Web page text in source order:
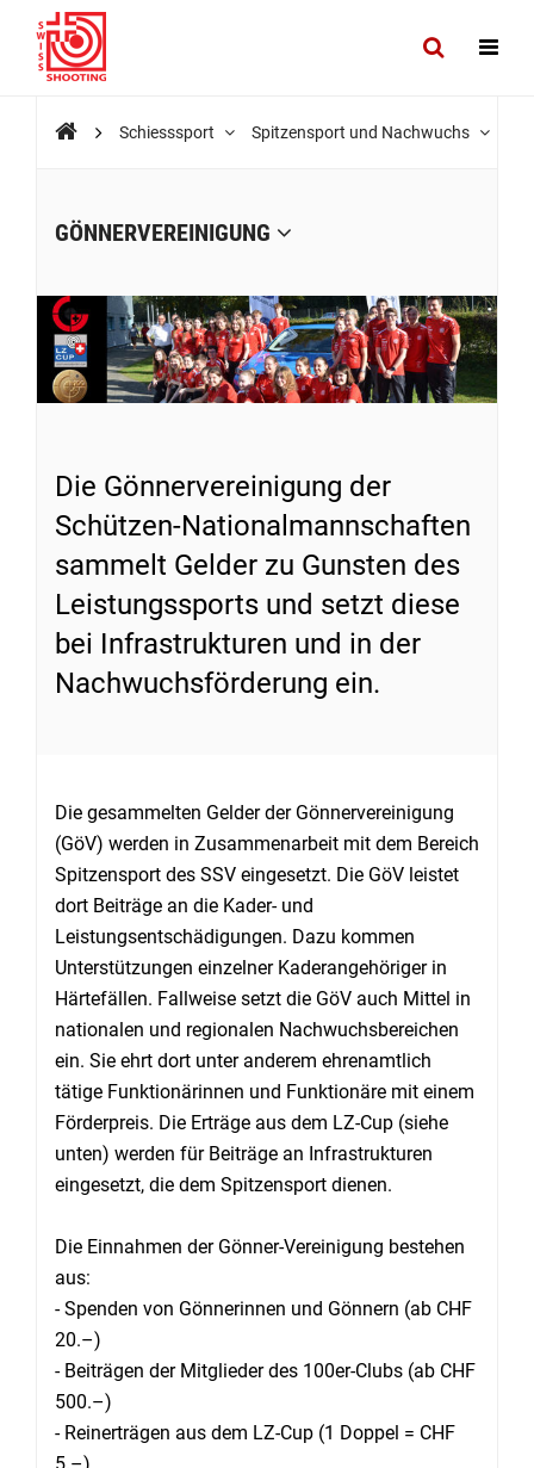
Schiesssport Spitzensport und Nachwuchs
GÖNNERVEREINIGUNG
Die Gönnervereinigung der
Schützen-Nationalmannschaften
sammelt Gelder zu Gunsten des
Leistungssports und setzt diese
bei Infrastrukturen und in der
Nachwuchsförderung ein.
Die gesammelten Gelder der Gönnervereinigung
(GöV) werden in Zusammenarbeit mit dem Bereich
Spitzensport des SSV eingesetzt. Die GöV leistet
dort Beiträge an die Kader- und
Leistungsentschädigungen. Dazu kommen
Unterstützungen einzelner Kaderangehöriger in
Härtefällen. Fallweise setzt die GöV auch Mittel in
nationalen und regionalen Nachwuchsbereichen
ein. Sie ehrt dort unter anderem ehrenamtlich
tätige Funktionärinnen und Funktionäre mit einem
Förderpreis. Die Erträge aus dem LZ-Cup (siehe
unten) werden für Beiträge an Infrastrukturen
eingesetzt, die dem Spitzensport dienen.
Die Einnahmen der Gönner-Vereinigung bestehen
aus:
- Spenden von Gönnerinnen und Gönnern (ab CHF
20.–)
- Beiträgen der Mitglieder des 100er-Clubs (ab CHF
500.–)
- Reinerträgen aus dem LZ-Cup (1 Doppel = CHF